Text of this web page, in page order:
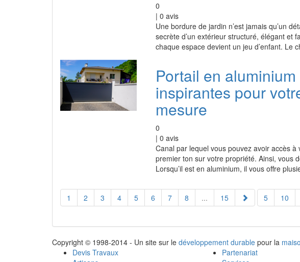
0
| 0 avis
Une bordure de jardin n’est jamais qu’un
secrète d’un extérieur structuré, élégant et
chaque espace devient un jeu d’enfant. Le
Portail en
inspirantes pour
mesure
0
| 0 avis
Canal par lequel vous pouvez avoir accès
premier ton sur votre propriété. Ainsi, vous
Lorsqu’il est en aluminium, il vous offre
1 2 3 4 5 6 7 8 ... 15 5 10
Copyright © 1998-2014 - Un site sur le développement durable pour la
Devis Travaux
Partenariat